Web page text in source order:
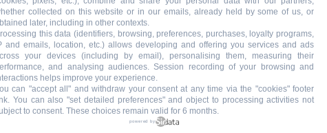
aussi des plus grands, les
de fin d’année au Grand-
c’est se laisser
par cette douceur
de la Montagne durant laquelle
trail : l'aller-retour depuis la
place de...
collected on this website or in our emails, already held by some of us, or
later, including in other contexts.
this data (identifiers, browsing, preferences, purchases, loyalty programs,
and emails, location, etc.) allows developing and offering you services and ads
your devices (including by email), personalising them, measuring their
and analysing audiences. Session recording of your browsing and
helps improve your experience.
can "accept all" and withdraw your consent at any time via the "cookies" footer
. You can also "set detailed preferences" and object to processing activities not
to consent. These choices remain valid for 6 months.
powered by